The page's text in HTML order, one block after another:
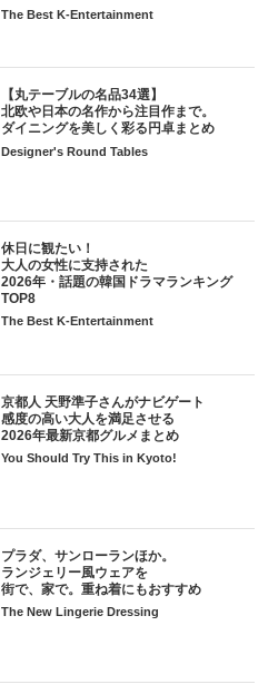
The Best K-Entertainment
【丸テーブルの名品34選】
北欧や日本の名作から注目作まで。
ダイニングを美しく彩る円卓まとめ
Designer's Round Tables
休日に観たい！
大人の女性に支持された
2026年・話題の韓国ドラマランキング
TOP8
The Best K-Entertainment
京都人 天野準子さんがナビゲート
感度の高い大人を満足させる
2026年最新京都グルメまとめ
You Should Try This in Kyoto!
プラダ、サンローランほか。
ランジェリー風ウェアを
街で、家で。重ね着にもおすすめ
The New Lingerie Dressing